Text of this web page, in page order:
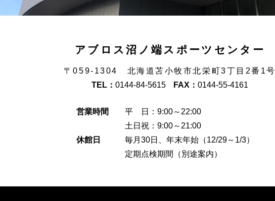
アブロス沼ノ端スポーツセンター
〒059-1304 北海道苫小牧市北栄町3丁目2番1号
TEL： 0144-84-5615 FAX： 0144-55-4161
営業時間 平 日：9:00～22:00
土日祝：9:00～21:00
休館日 毎月30日、年末年始（12/29～1/3）
定期点検期間（別途案内）